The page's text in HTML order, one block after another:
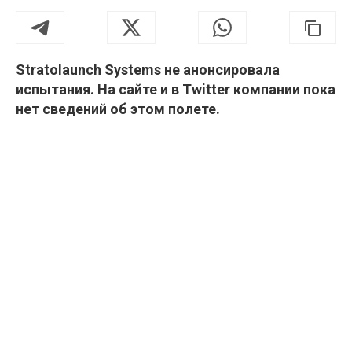
Stratolaunch Systems не анонсировала
испытания. На сайте и в Twitter компании пока
нет сведений об этом полете.